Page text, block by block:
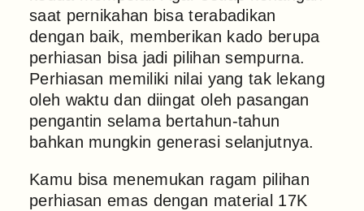
saat pernikahan bisa terabadikan
dengan baik, memberikan kado berupa
perhiasan bisa jadi pilihan sempurna.
Perhiasan memiliki nilai yang tak lekang
oleh waktu dan diingat oleh pasangan
pengantin selama bertahun-tahun
bahkan mungkin generasi selanjutnya.
Kamu bisa menemukan ragam pilihan
perhiasan emas dengan material 17K